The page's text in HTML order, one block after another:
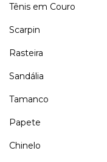
Tênis em Couro
Scarpin
Rasteira
Sandália
Tamanco
Papete
Chinelo